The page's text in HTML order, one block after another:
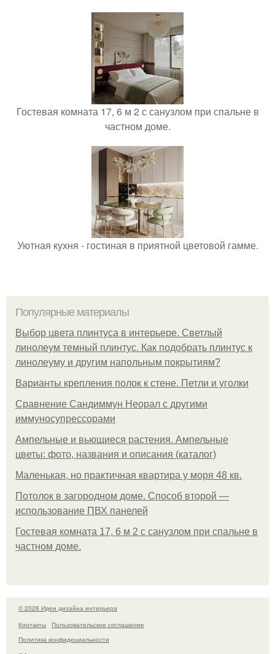
Гостевая комната 17, 6 м 2 с санузлом при спальне в
частном доме.
Уютная кухня - гостиная в приятной цветовой гамме.
Популярные материалы
Выбор цвета плинтуса в интерьере. Светлый
линолеум темный плинтус. Как подобрать плинтус к
линолеуму и другим напольным покрытиям?
Варианты крепления полок к стене. Петли и уголки
Сравнение Сандиммун Неорал с другими
иммуносупрессорами
Ампельные и вьющиеся растения. Ампельные
цветы: фото, названия и описания (каталог)
Маленькая, но практичная квартира у моря 48 кв.
Потолок в загородном доме. Способ второй —
использование ПВХ панелей
Гостевая комната 17, 6 м 2 с санузлом при спальне в
частном доме.
© 2026 Идеи дизайна интерьера
Контакты
Пользовательское соглашение
Политика конфидециальности